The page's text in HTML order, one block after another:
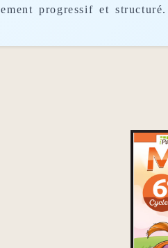
progressif et structuré.